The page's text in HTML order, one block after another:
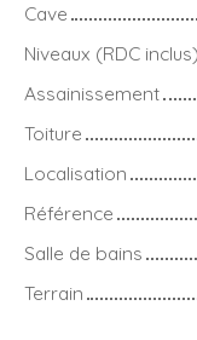
Cave
Niveaux (RDC inclus)
Assainissement
Toiture
Localisation
Référence
Salle de bains
Terrain